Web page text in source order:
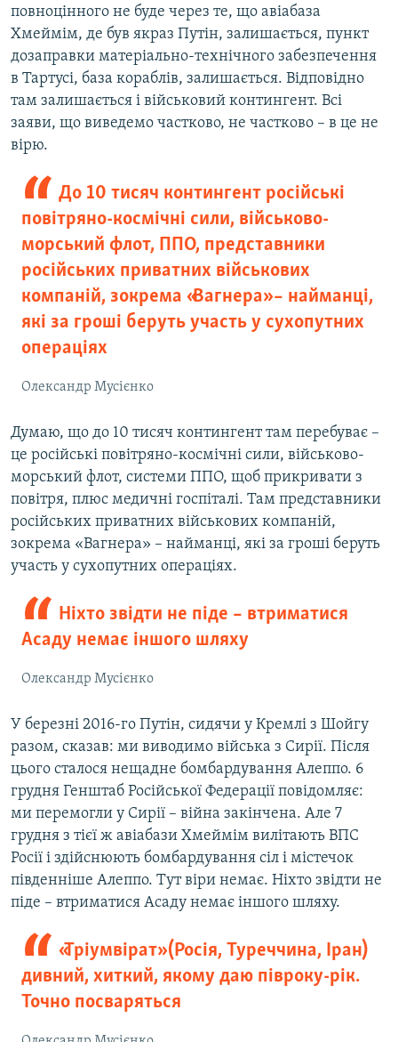
повноцінного не буде через те, що авіабаза
Хмеймім, де був якраз Путін, залишається, пункт
дозаправки матеріально-технічного забезпечення
в Тартусі, база кораблів, залишається. Відповідно
там залишається і військовий контингент. Всі
заяви, що виведемо частково, не частково – в це не
вірю.
До 10 тисяч контингент російські
повітряно-космічні сили, військово-
морський флот, ППО, представники
російських приватних військових
компаній, зокрема «Вагнера» – найманці,
які за гроші беруть участь у сухопутних
операціях
Олександр Мусієнко
Думаю, що до 10 тисяч контингент там перебуває –
це російські повітряно-космічні сили, військово-
морський флот, системи ППО, щоб прикривати з
повітря, плюс медичні госпіталі. Там представники
російських приватних військових компаній,
зокрема «Вагнера» – найманці, які за гроші беруть
участь у сухопутних операціях.
Ніхто звідти не піде – втриматися
Асаду немає іншого шляху
Олександр Мусієнко
У березні 2016-го Путін, сидячи у Кремлі з Шойгу
разом, сказав: ми виводимо війська з Сирії. Після
цього сталося нещадне бомбардування Алеппо. 6
грудня Генштаб Російської Федерації повідомляє:
ми перемогли у Сирії – війна закінчена. Але 7
грудня з тієї ж авіабази Хмеймім вилітають ВПС
Росії і здійснюють бомбардування сіл і містечок
південніше Алеппо. Тут віри немає. Ніхто звідти не
піде – втриматися Асаду немає іншого шляху.
«Тріумвірат» (Росія, Туреччина, Іран)
дивний, хиткий, якому даю півроку-рік.
Точно посваряться